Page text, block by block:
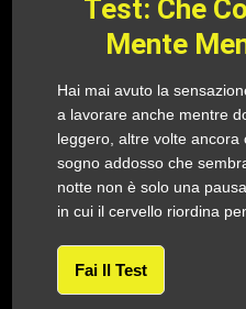
Test: Che
Mente
Hai mai avuto la
a lavorare anche mentre
leggero, altre volte
sogno addosso che
notte non è solo una
in cui il cervello riordina
Fai Il Test